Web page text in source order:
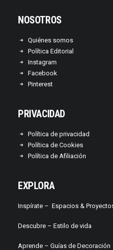
NOSOTROS
Quiénes somos
Política Editorial
Instagram
Facebook
Pinterest
PRIVACIDAD
Política de privacidad
Política de Cookies
Política de Afiliación
EXPLORA
Inspírate – Espacios &
Descubre – Estilo de vida
Aprende – Guías de Decoración